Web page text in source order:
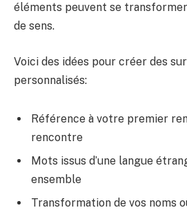
éléments peuvent se
de sens.
Voici des idées pour créer des
personnalisés:
Référence à votre premier
rencontre
Mots issus d’une langue
ensemble
Transformation de vos noms